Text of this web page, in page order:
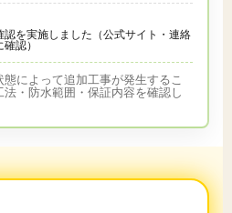
を実施しました（公式サイト・連絡
認）
によって追加工事が発生するこ
・防水範囲・保証内容を確認し